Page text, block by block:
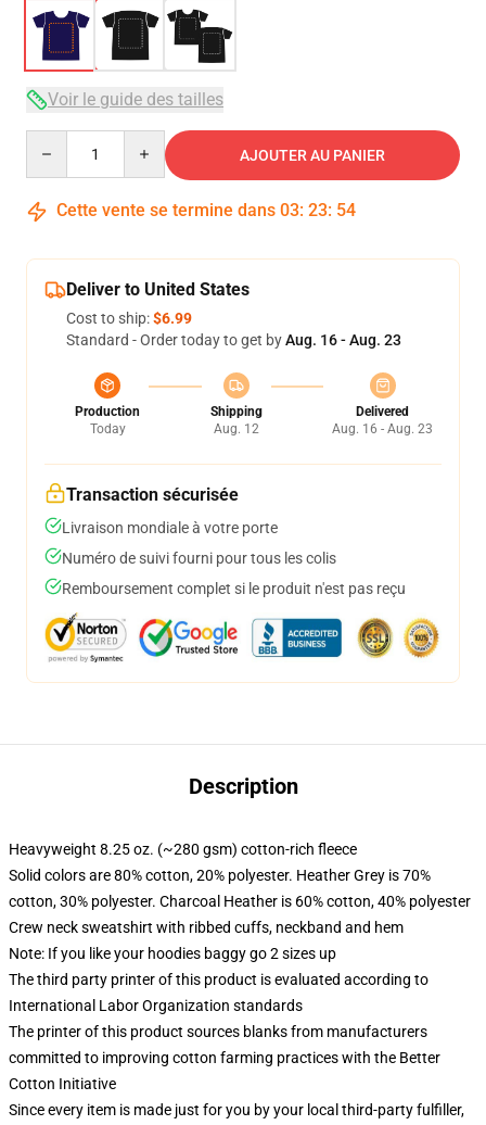
Voir le guide des tailles
AJOUTER AU PANIER
Cette vente se termine dans 03: 23: 53
Deliver to United States
Cost to ship:$6.99
Standard - Order today to get byAug. 16 - Aug. 23
Production
Today
Shipping
Aug. 12
Delivered
Aug. 16 - Aug. 23
Transaction sécurisée
Livraison mondiale à votre porte
Numéro de suivi fourni pour tous les colis
Remboursement complet si le produit n'est pas reçu
Description
Heavyweight 8.25 oz. (~280 gsm) cotton-rich fleece
Solid colors are 80% cotton, 20% polyester. Heather Grey is 70%
cotton, 30% polyester. Charcoal Heather is 60% cotton, 40% polyester
Crew neck sweatshirt with ribbed cuffs, neckband and hem
Note: If you like your hoodies baggy go 2 sizes up
The third party printer of this product is evaluated according to
International Labor Organization standards
The printer of this product sources blanks from manufacturers
committed to improving cotton farming practices with the Better
Cotton Initiative
Since every item is made just for you by your local third-party fulfiller,